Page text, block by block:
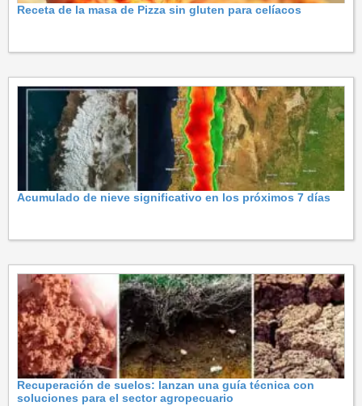
Receta de la masa de Pizza sin gluten para celíacos
Acumulado de nieve significativo en los próximos 7 días
Recuperación de suelos: lanzan una guía técnica con
soluciones para el sector agropecuario